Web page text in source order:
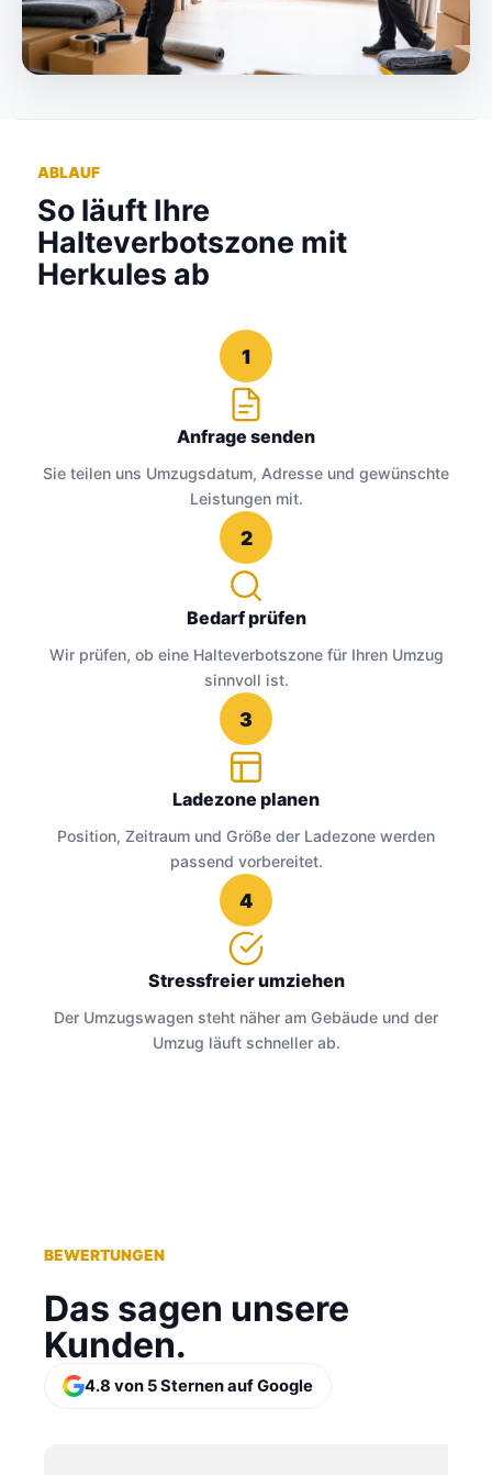
ABLAUF
So läuft Ihre
Halteverbotszone mit
Herkules ab
1
Anfrage senden
Sie teilen uns Umzugsdatum, Adresse und gewünschte
Leistungen mit.
2
Bedarf prüfen
Wir prüfen, ob eine Halteverbotszone für Ihren Umzug
sinnvoll ist.
3
Ladezone planen
Position, Zeitraum und Größe der Ladezone werden
passend vorbereitet.
4
Stressfreier umziehen
Der Umzugswagen steht näher am Gebäude und der
Umzug läuft schneller ab.
BEWERTUNGEN
Das sagen unsere
Kunden.
4.8 von 5 Sternen auf Google